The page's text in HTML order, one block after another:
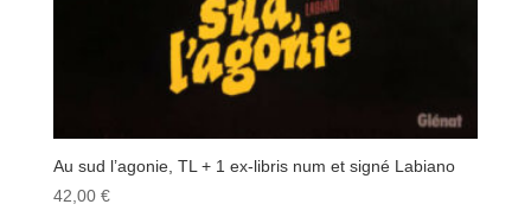
Au sud l’agonie, TL + 1 ex-libris num et signé Labiano
42,00 €